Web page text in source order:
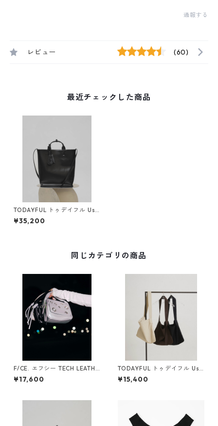
通報する
レビュー (60)
最近チェックした商品
TODAYFUL トゥデイフル Use
ful Leather Bag (L) 1262104
1 BLK
¥35,200
同じカテゴリの商品
F/CE. エフシー TECH LEATHE
R EYELET MINI POACH
¥17,600
TODAYFUL トゥデイフル Use
ful Shoulder Bag 12611004
¥15,400